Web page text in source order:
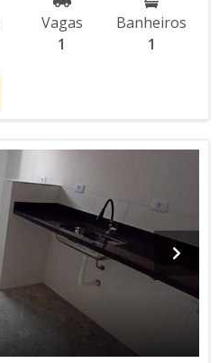
Vagas
1
Banheiros
1